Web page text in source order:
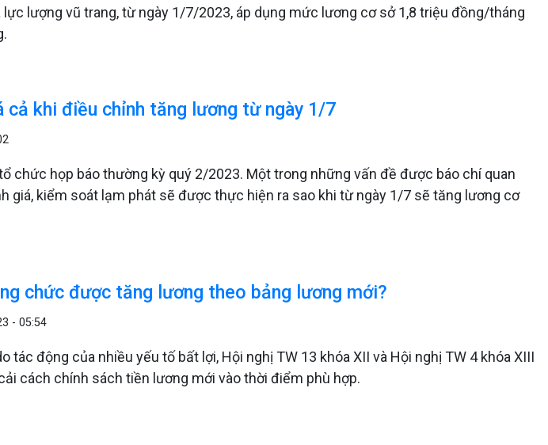
lượng vũ trang, từ ngày 1/7/2023, áp dụng mức lương cơ sở 1,8 triệu đồng/tháng
cả khi điều chỉnh tăng lương từ ngày 1/7
chức họp báo thường kỳ quý 2/2023. Một trong những vấn đề được báo chí quan
giá, kiểm soát lạm phát sẽ được thực hiện ra sao khi từ ngày 1/7 sẽ tăng lương cơ
chức được tăng lương theo bảng lương mới?
- 05:54
tác động của nhiều yếu tố bất lợi, Hội nghị TW 13 khóa XII và Hội nghị TW 4 khóa XIII
cách chính sách tiền lương mới vào thời điểm phù hợp.